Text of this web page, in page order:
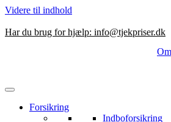
Videre til indhold
Har du brug for hjælp: info@tjekpriser.dk
Forsikring
Indboforsikring